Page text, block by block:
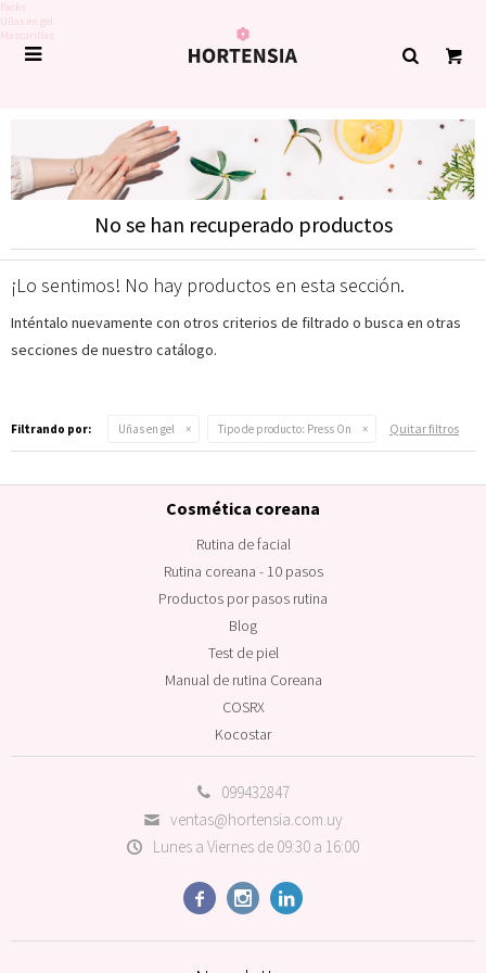

No se han recuperado productos
¡Lo sentimos! No hay productos en esta sección.
Inténtalo nuevamente con otros criterios de filtrado o busca en otras
secciones de nuestro catálogo.
Filtrando por: Uñas en gel Tipo de producto: Press On Quitar filtros
Packs
Uñas en gel
Mascarillas
099432847
ventas@hortensia.com.uy
Lunes a Viernes de 09:30 a 16:00
  
Cosmética coreana
Rutina de facial
Rutina coreana - 10 pasos
Productos por pasos rutina
Blog
Test de piel
Manual de rutina Coreana
COSRX
Kocostar